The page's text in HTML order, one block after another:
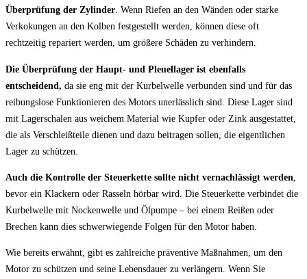
Überprüfung der Zylinder. Wenn Riefen an den Wänden oder starke
Verkokungen an den Kolben festgestellt werden, können diese oft
rechtzeitig repariert werden, um größere Schäden zu verhindern.
Die Überprüfung der Haupt- und Pleuellager ist ebenfalls
entscheidend, da sie eng mit der Kurbelwelle verbunden sind und für das
reibungslose Funktionieren des Motors unerlässlich sind. Diese Lager sind
mit Lagerschalen aus weichem Material wie Kupfer oder Zink ausgestattet,
die als Verschleißteile dienen und dazu beitragen sollen, die eigentlichen
Lager zu schützen.
Auch die Kontrolle der Steuerkette sollte nicht vernachlässigt werden
bevor ein Klackern oder Rasseln hörbar wird. Die Steuerkette verbindet die
Kurbelwelle mit Nockenwelle und Ölpumpe – bei einem Reißen oder
Brechen kann dies schwerwiegende Folgen für den Motor haben.
Wie bereits erwähnt, gibt es zahlreiche präventive Maßnahmen, um den
Motor zu schützen und seine Lebensdauer zu verlängern. Wenn Sie